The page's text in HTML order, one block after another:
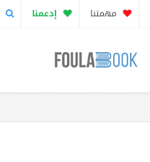
مهمتنا إدعمنا